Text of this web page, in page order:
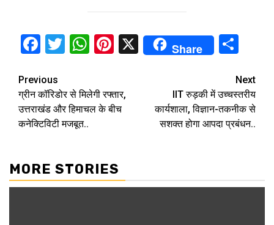
Facebook
Twitter
WhatsApp
Pinterest
X Share
Continue
Reading
Previous
ग्रीन कॉरिडोर से मिलेगी रफ्तार,
उत्तराखंड और हिमाचल के बीच
कनेक्टिविटी मजबूत..
Next
IIT रुड़की में उच्चस्तरीय
कार्यशाला, विज्ञान-तकनीक से
सशक्त होगा आपदा प्रबंधन..
MORE STORIES